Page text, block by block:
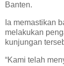
Banten.
Ia memastikan
melakukan
kunjungan
“Kami telah